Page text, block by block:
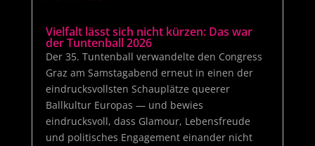
Vielfalt lässt sich nicht kürzen: Das war
der Tuntenball 2026
Der 35. Tuntenball verwandelte den Congress
Graz am Samstagabend erneut in einen der
eindrucksvollsten Schauplätze queerer
Ballkultur Europas — und bewies
eindrucksvoll, dass Glamour, Lebensfreude
und politisches Engagement einander nicht